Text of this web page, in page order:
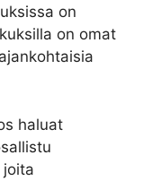
on
on omat
haluat